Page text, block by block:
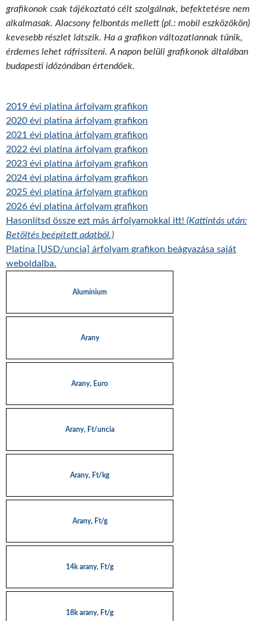
grafikonok csak tájékoztató célt szolgálnak, befektetésre nem
alkalmasak. Alacsony felbontás mellett (pl.: mobil eszközökön)
kevesebb részlet látszik. Ha a grafikon változatlannak tűnik,
érdemes lehet ráfrissíteni. A napon belüli grafikonok általában
budapesti időzónában értendőek.
2019 évi platina árfolyam grafikon
2020 évi platina árfolyam grafikon
2021 évi platina árfolyam grafikon
2022 évi platina árfolyam grafikon
2023 évi platina árfolyam grafikon
2024 évi platina árfolyam grafikon
2025 évi platina árfolyam grafikon
2026 évi platina árfolyam grafikon
Hasonlítsd össze ezt más árfolyamokkal itt! (Kattintás után:
Betöltés beépített adatból.)
Platina [USD/uncia] árfolyam grafikon beágyazása saját
weboldalba.
Alumínium
Arany
Arany, Euro
Arany, Ft/uncia
Arany, Ft/kg
Arany, Ft/g
14k arany, Ft/g
18k arany, Ft/g